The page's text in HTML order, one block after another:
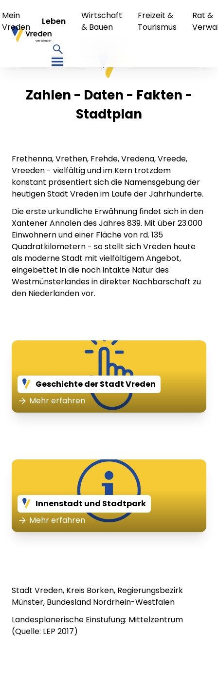
Mein
Vreden
Leben
Wirtschaft
& Bauen
Freizeit &
Tourismus
Rat &
Zahlen - Daten - Fakten -
Stadtplan
Frethenna, Vrethen, Frehde, Vredena, Vreede,
Vreeden - vielfältig und im Kern trotzdem
konstant präsentiert sich die Namensgebung der
heutigen Stadt Vreden im Laufe der Jahrhunderte.
Die erste urkundliche Erwähnung findet sich in den
Xantener Annalen des Jahres 839. Mit über 23.000
Einwohnern und einer Fläche von rd. 135
Quadratkilometern - so stellt sich Vreden heute
als moderne Stadt mit vielfältigem Angebot,
eingebettet in die noch intakte Natur des
Westmünsterlandes in direkter Nachbarschaft zu
den Niederlanden vor.
Geschichte der Stadt Vreden
Mehr erfahren
Innenstadt und Stadtpark
Mehr erfahren
Stadt Vreden, Kreis Borken, Regierungsbezirk
Münster, Bundesland Nordrhein-Westfalen
Landesplanerische Einstufung: Mittelzentrum
(Quelle: LEP 2017)